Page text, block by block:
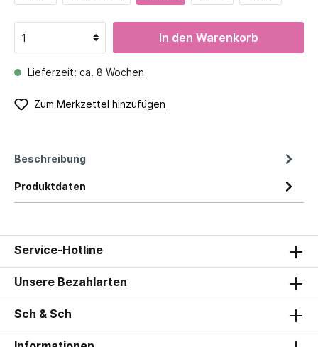
In den Warenkorb
Lieferzeit: ca. 8 Wochen
Zum Merkzettel hinzufügen
Beschreibung
Produktdaten
Service-Hotline
Unsere Bezahlarten
Sch & Sch